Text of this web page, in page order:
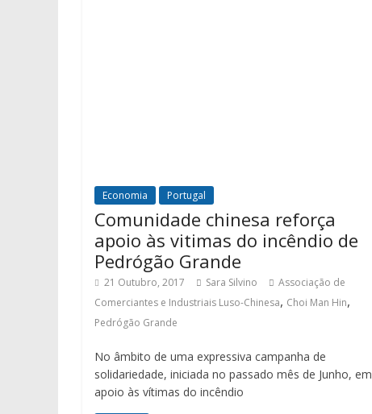
Economia Portugal
Comunidade chinesa reforça
apoio às vitimas do incêndio de
Pedrógão Grande
21 Outubro, 2017 Sara Silvino
Associação de
Comerciantes e Industriais Luso-Chinesa, Choi Man Hin,
Pedrógão Grande
No âmbito de uma expressiva campanha de
solidariedade, iniciada no passado mês de Junho, em
apoio às vítimas do incêndio